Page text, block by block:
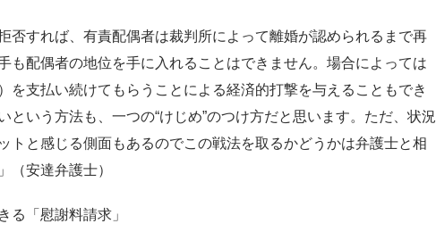
否すれば、有責配偶者は裁判所によって離婚が認められるまで再
も配偶者の地位を手に入れることはできません。場合によっては
を支払い続けてもらうことによる経済的打撃を与えることもでき
という方法も、一つの“けじめ”のつけ方だと思います。ただ、状況
トと感じる側面もあるのでこの戦法を取るかどうかは弁護士と相
（安達弁護士）
る「慰謝料請求」